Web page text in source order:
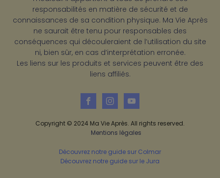
responsabilités en matière de sécurité et de
connaissances de sa condition physique. Ma Vie Après
ne saurait être tenu pour responsables des
conséquences qui découleraient de l’utilisation du site
ni, bien sûr, en cas d’interprétation erronée.
Les liens sur les produits et services peuvent être des
liens affiliés.
Copyright © 2024 Ma Vie Après. All rights reserved.
Mentions légales
Découvrez notre guide sur Colmar
Découvrez notre guide sur le Jura